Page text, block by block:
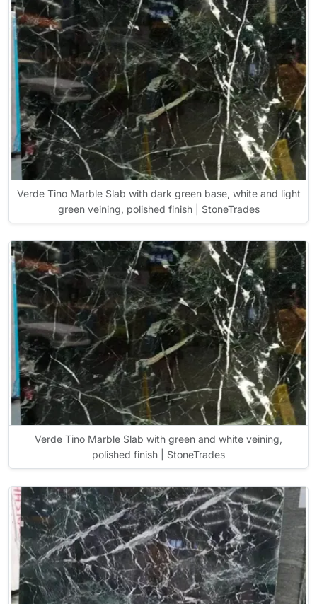
Verde Tino Marble Slab with dark green base, white and light
green veining, polished finish | StoneTrades
Verde Tino Marble Slab with green and white veining,
polished finish | StoneTrades